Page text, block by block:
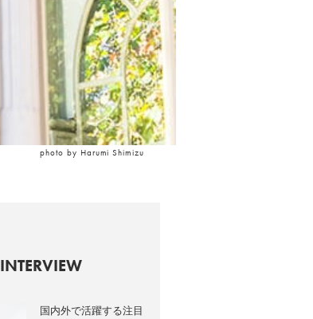
photo by Harumi Shimizu
INTERVIEW
国内外で活躍する注目